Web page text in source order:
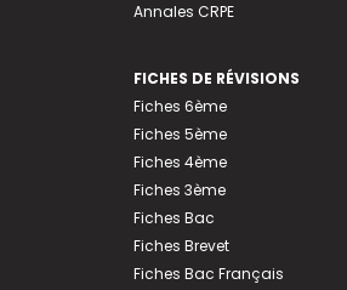
Annales CRPE
FICHES DE RÉVISIONS
Fiches 6ème
Fiches 5ème
Fiches 4ème
Fiches 3ème
Fiches Bac
Fiches Brevet
Fiches Bac Français